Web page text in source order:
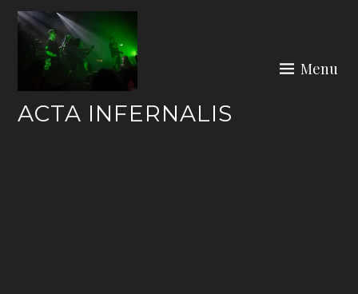
Skip
content
ACTA INFERNALIS
Menu